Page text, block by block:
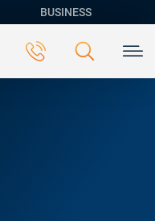
BUSINESS